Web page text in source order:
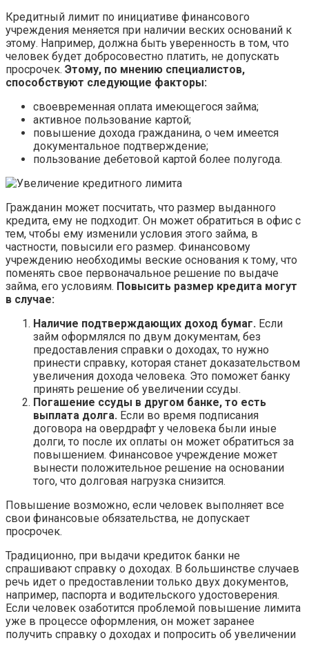
Кредитный лимит по инициативе финансового
учреждения меняется при наличии веских оснований к
этому. Например, должна быть уверенность в том, что
человек будет добросовестно платить, не допускать
просрочек. Этому, по мнению специалистов,
способствуют следующие факторы:
своевременная оплата имеющегося займа;
активное пользование картой;
повышение дохода гражданина, о чем имеется
документальное подтверждение;
пользование дебетовой картой более полугода.
Гражданин может посчитать, что размер выданного
кредита, ему не подходит. Он может обратиться в офис с
тем, чтобы ему изменили условия этого займа, в
частности, повысили его размер. Финансовому
учреждению необходимы веские основания к тому, что
поменять свое первоначальное решение по выдаче
займа, его условиям. Повысить размер кредита могут
в случае:
Наличие подтверждающих доход бумаг. Если
займ оформлялся по двум документам, без
предоставления справки о доходах, то нужно
принести справку, которая станет доказательством
увеличения дохода человека. Это поможет банку
принять решение об увеличении ссуды.
Погашение ссуды в другом банке, то есть
выплата долга. Если во время подписания
договора на овердрафт у человека были иные
долги, то после их оплаты он может обратиться за
повышением. Финансовое учреждение может
вынести положительное решение на основании
того, что долговая нагрузка снизится.
Повышение возможно, если человек выполняет все
свои финансовые обязательства, не допускает
просрочек.
Традиционно, при выдачи кредиток банки не
спрашивают справку о доходах. В большинстве случаев
речь идет о предоставлении только двух документов,
например, паспорта и водительского удостоверения.
Если человек озаботится проблемой повышение лимита
уже в процессе оформления, он может заранее
получить справку о доходах и попросить об увеличении